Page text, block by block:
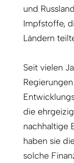
und
Impfstoffe,
Ländern
Seit vielen
die
nachhaltige
haben sie
solche